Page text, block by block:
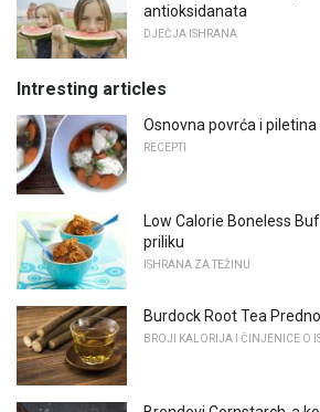
antioksidanata
DJEČJA ISHRANA
Intresting articles
Osnovna povrća i piletina
RECEPTI
Low Calorie Boneless
priliku
ISHRANA ZA TEŽINU
Burdock Root Tea
BROJI KALORIJA I ČINJENICE O